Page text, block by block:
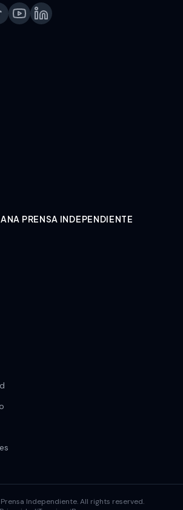
PRENSA INDEPENDIENTE
Independiente. All rights reserved.